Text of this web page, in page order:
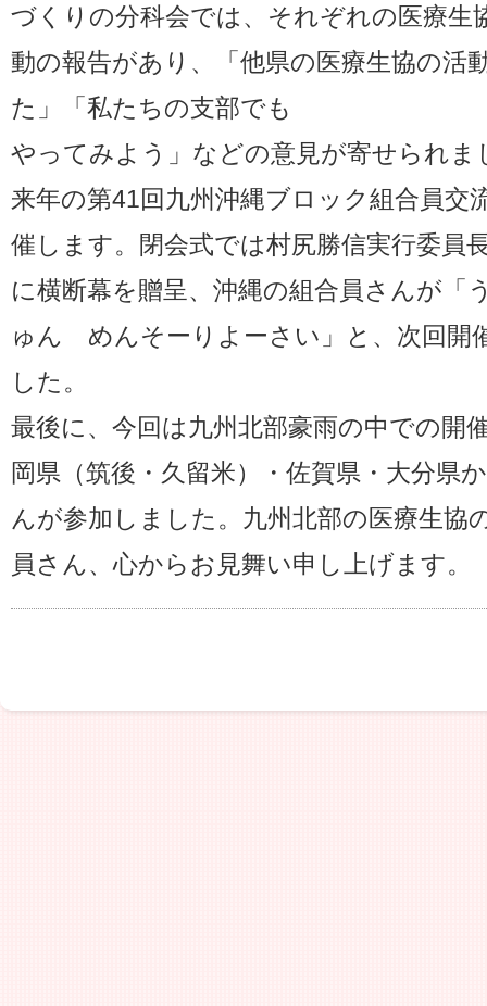
づくりの分科会では、それぞれの医療生
動の報告があり、「他県の医療生協の活
た」「私たちの支部でも
やってみよう」などの意見が寄せられま
来年の第41回九州沖縄ブロック組合員交
催します。閉会式では村尻勝信実行委員
に横断幕を贈呈、沖縄の組合員さんが
ゅん めんそーりよーさい」と、次回開
した。
最後に、今回は九州北部豪雨の中での開
岡県（筑後・久留米）・佐賀県・大分県
んが参加しました。九州北部の医療生協
員さん、心からお見舞い申し上げます